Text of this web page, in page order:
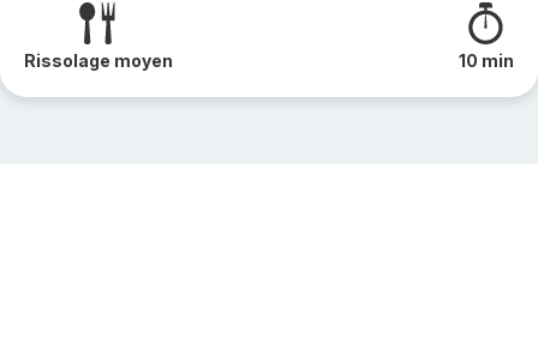
Rissolage moyen 10 min